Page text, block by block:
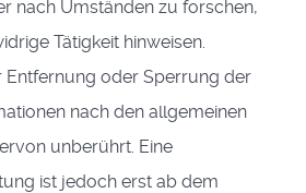
nach Umständen zu forschen,
Tätigkeit hinweisen.
Entfernung oder Sperrung der
nach den allgemeinen
unberührt. Eine
ist jedoch erst ab dem